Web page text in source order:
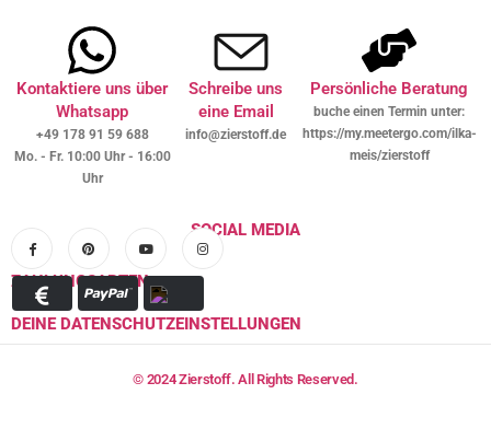
Kontaktiere uns über
Whatsapp
+49 178 91 59 688
Mo. - Fr. 10:00 Uhr - 16:00
Uhr
Schreibe uns
eine Email
info@zierstoff.de
Persönliche Beratung
buche einen Termin unter:
https://my.meetergo.com/ilka-
meis/zierstoff
SOCIAL MEDIA
ZAHLUNGSARTEN
DEINE DATENSCHUTZEINSTELLUNGEN
© 2024 Zierstoff. All Rights Reserved.